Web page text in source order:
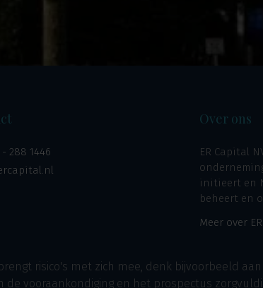
- 288 1446
Over ons
ER Capital
initieert en
beheert en
Meer over
risico's met zich mee, denk bijvoorbeeld
vooraankondiging en het prospectus